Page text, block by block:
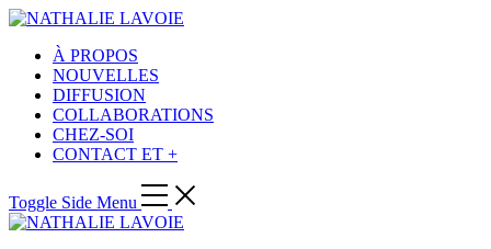
À PROPOS
NOUVELLES
DIFFUSION
COLLABORATIONS
CHEZ-SOI
CONTACT ET +
Toggle Side Menu